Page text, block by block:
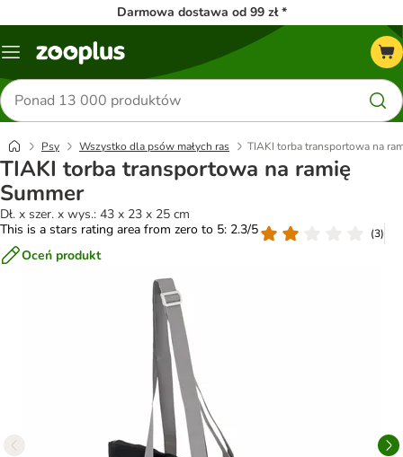
Darmowa dostawa od 99 zł *
Menu
Szukaj
produktów
Psy Wszystko dla psów małych ras TIAKI torba transportowa na
TIAKI torba transportowa na ramię
Summer
Dł. x szer. x wys.: 43 x 23 x 25 cm
This is a stars rating area from zero to 5: 2.3/5
(3)
Oceń produkt